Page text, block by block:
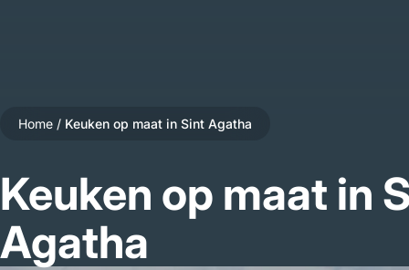
Home / Keuken op maat in Sint Agatha
Keuken op maat in
Agatha